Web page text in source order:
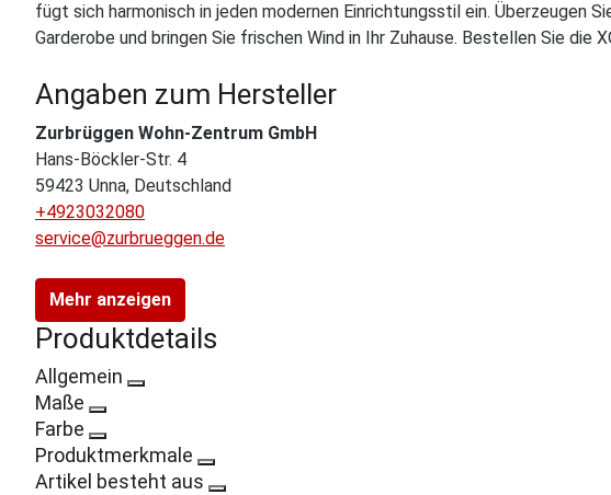
fügt sich harmonisch in jeden modernen Einrichtungsstil ein. Überzeugen
Garderobe und bringen Sie frischen Wind in Ihr Zuhause. Bestellen Sie die
Angaben zum Hersteller
Zurbrüggen Wohn-Zentrum GmbH
Hans-Böckler-Str. 4
59423 Unna, Deutschland
+4923032080
service@zurbrueggen.de
Mehr anzeigen
Produktdetails
Allgemein
Maße
Farbe
Produktmerkmale
Artikel besteht aus